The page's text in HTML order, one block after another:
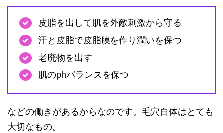
皮脂を出して肌を外敵刺激から守る
汗と皮脂で皮脂膜を作り潤いを保つ
老廃物を出す
肌のphバランスを保つ
などの働きがあるからなのです。毛穴自体はとても
大切なもの。